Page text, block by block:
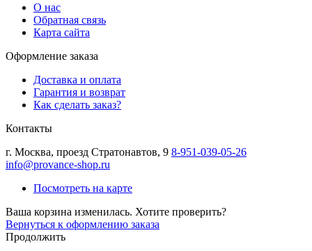
О нас
Обратная связь
Карта сайта
Оформление заказа
Доставка и оплата
Гарантия и возврат
Как сделать заказ?
Контакты
г. Москва, проезд Стратонавтов, 9 8-951-039-05-26
info@provance-shop.ru
Посмотреть на карте
Ваша корзина изменилась. Хотите проверить?
Вернуться к оформлению заказа
Продолжить